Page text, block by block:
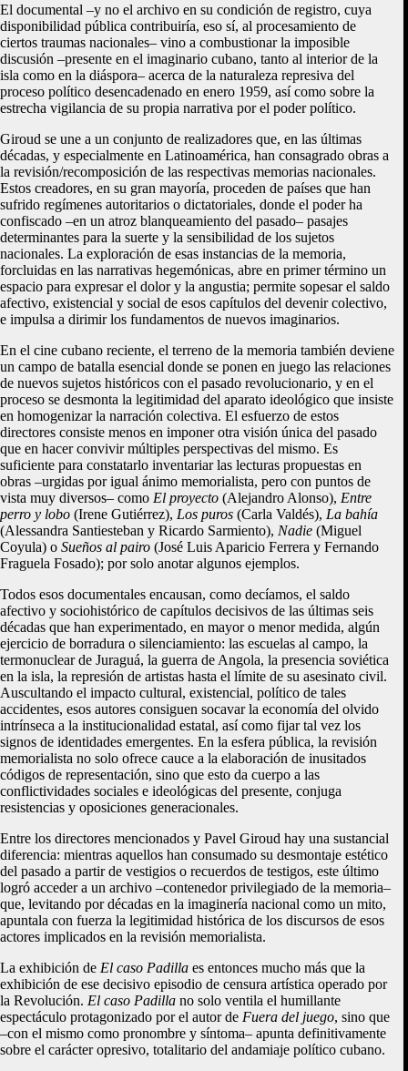
El documental –y no el archivo en su condición de registro, cuya
disponibilidad pública contribuiría, eso sí, al procesamiento de
ciertos traumas nacionales– vino a combustionar la imposible
discusión –presente en el imaginario cubano, tanto al interior de la
isla como en la diáspora– acerca de la naturaleza represiva del
proceso político desencadenado en enero 1959, así como sobre la
estrecha vigilancia de su propia narrativa por el poder político.
Giroud se une a un conjunto de realizadores que, en las últimas
décadas, y especialmente en Latinoamérica, han consagrado obras a
la revisión/recomposición de las respectivas memorias nacionales.
Estos creadores, en su gran mayoría, proceden de países que han
sufrido regímenes autoritarios o dictatoriales, donde el poder ha
confiscado –en un atroz blanqueamiento del pasado– pasajes
determinantes para la suerte y la sensibilidad de los sujetos
nacionales. La exploración de esas instancias de la memoria,
forcluidas en las narrativas hegemónicas, abre en primer término un
espacio para expresar el dolor y la angustia; permite sopesar el saldo
afectivo, existencial y social de esos capítulos del devenir colectivo,
e impulsa a dirimir los fundamentos de nuevos imaginarios.
En el cine cubano reciente, el terreno de la memoria también deviene
un campo de batalla esencial donde se ponen en juego las relaciones
de nuevos sujetos históricos con el pasado revolucionario, y en el
proceso se desmonta la legitimidad del aparato ideológico que insiste
en homogenizar la narración colectiva. El esfuerzo de estos
directores consiste menos en imponer otra visión única del pasado
que en hacer convivir múltiples perspectivas del mismo. Es
suficiente para constatarlo inventariar las lecturas propuestas en
obras –urgidas por igual ánimo memorialista, pero con puntos de
vista muy diversos– como El proyecto (Alejandro Alonso), Entre
perro y lobo (Irene Gutiérrez), Los puros (Carla Valdés), La bahía
(Alessandra Santiesteban y Ricardo Sarmiento), Nadie (Miguel
Coyula) o Sueños al pairo (José Luis Aparicio Ferrera y Fernando
Fraguela Fosado); por solo anotar algunos ejemplos.
Todos esos documentales encausan, como decíamos, el saldo
afectivo y sociohistórico de capítulos decisivos de las últimas seis
décadas que han experimentado, en mayor o menor medida, algún
ejercicio de borradura o silenciamiento: las escuelas al campo, la
termonuclear de Juraguá, la guerra de Angola, la presencia soviética
en la isla, la represión de artistas hasta el límite de su asesinato civil.
Auscultando el impacto cultural, existencial, político de tales
accidentes, esos autores consiguen socavar la economía del olvido
intrínseca a la institucionalidad estatal, así como fijar tal vez los
signos de identidades emergentes. En la esfera pública, la revisión
memorialista no solo ofrece cauce a la elaboración de inusitados
códigos de representación, sino que esto da cuerpo a las
conflictividades sociales e ideológicas del presente, conjuga
resistencias y oposiciones generacionales.
Entre los directores mencionados y Pavel Giroud hay una sustancial
diferencia: mientras aquellos han consumado su desmontaje estético
del pasado a partir de vestigios o recuerdos de testigos, este último
logró acceder a un archivo –contenedor privilegiado de la memoria–
que, levitando por décadas en la imaginería nacional como un mito,
apuntala con fuerza la legitimidad histórica de los discursos de esos
actores implicados en la revisión memorialista.
La exhibición de El caso Padilla es entonces mucho más que la
exhibición de ese decisivo episodio de censura artística operado por
la Revolución. El caso Padilla no solo ventila el humillante
espectáculo protagonizado por el autor de Fuera del juego, sino que
–con el mismo como pronombre y síntoma– apunta definitivamente
sobre el carácter opresivo, totalitario del andamiaje político cubano.